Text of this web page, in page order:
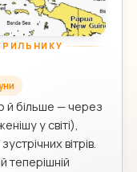
й більше — через
у світі),
вітрів.
теперішній